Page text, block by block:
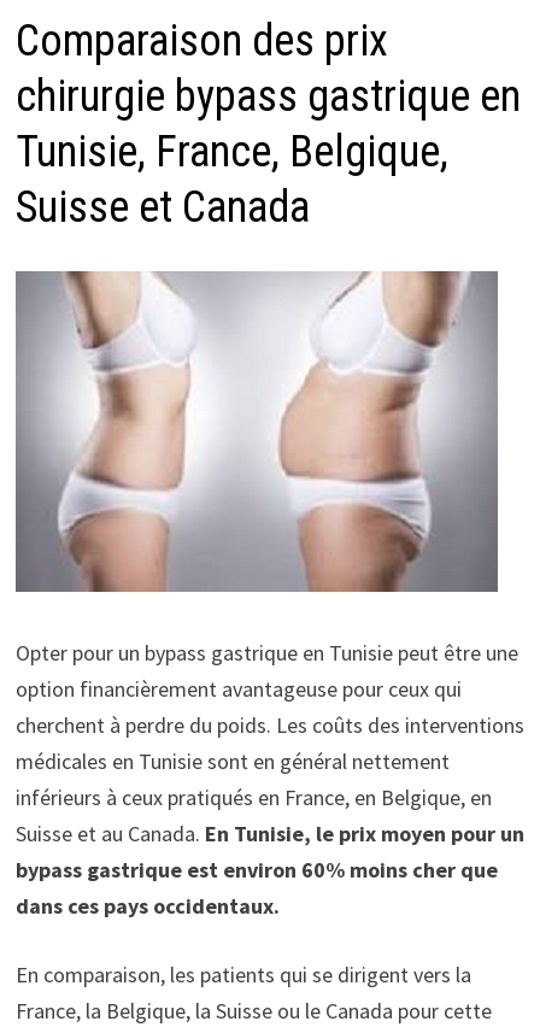
Comparaison des prix
chirurgie bypass gastrique en
Tunisie, France, Belgique,
Suisse et Canada
Opter pour un bypass gastrique en Tunisie peut être une
option financièrement avantageuse pour ceux qui
cherchent à perdre du poids. Les coûts des interventions
médicales en Tunisie sont en général nettement
inférieurs à ceux pratiqués en France, en Belgique, en
Suisse et au Canada. En Tunisie, le prix moyen pour un
bypass gastrique est environ 60% moins cher que
dans ces pays occidentaux.
En comparaison, les patients qui se dirigent vers la
France, la Belgique, la Suisse ou le Canada pour cette